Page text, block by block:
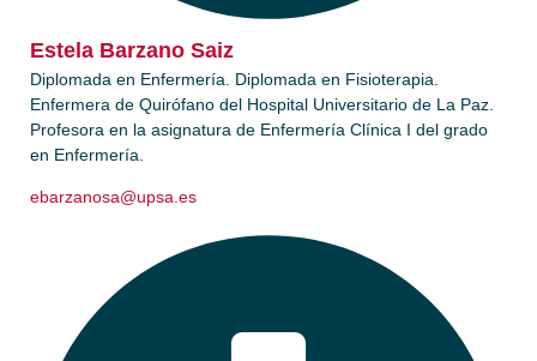
Estela Barzano Saiz​
Diplomada en Enfermería. Diplomada en Fisioterapia.
Enfermera de Quirófano del Hospital Universitario de La Paz.
Profesora en la asignatura de Enfermería Clínica I del grado
en Enfermería.
ebarzanosa@upsa.es